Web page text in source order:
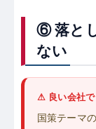
⑥ 落と
ない
⚠ 良い会社で
国策テーマ